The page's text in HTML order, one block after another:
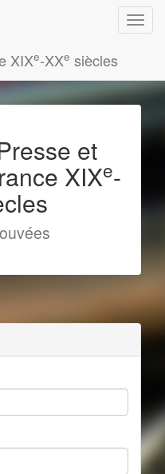
XIXe-XXe siècles
et
XIXe-